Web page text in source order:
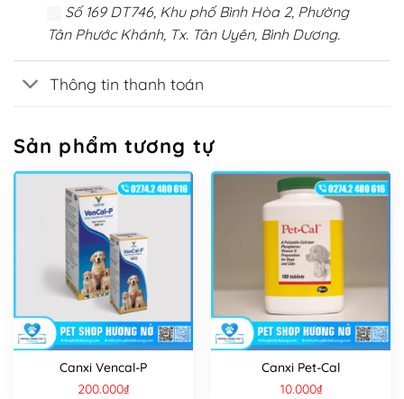
Số 169 DT746, Khu phố Bình Hòa 2, Phường
Tân Phước Khánh, Tx. Tân Uyên, Bình Dương.
Thông tin thanh toán
Sản phẩm tương tự
Canxi Vencal-P
200.000₫
Canxi Pet-Cal
10.000₫